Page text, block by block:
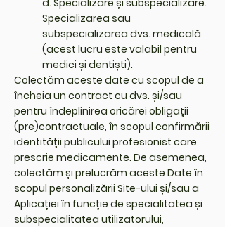
d. Specializare și subspecializare.
Specializarea sau
subspecializarea dvs. medicală
(acest lucru este valabil pentru
medici și dentiști).
Colectăm aceste date cu scopul de a
încheia un contract cu dvs. și/sau
pentru îndeplinirea oricărei obligații
(pre)contractuale, în scopul confirmării
identității publicului profesionist care
prescrie medicamente. De asemenea,
colectăm și prelucrăm aceste Date în
scopul personalizării Site-ului și/sau a
Aplicației în funcție de specialitatea și
subspecialitatea utilizatorului,